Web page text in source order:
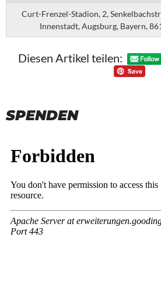
Curt-Frenzel-Stadion, 2,
Innenstadt, Augsburg, Bayern,
Diesen Artikel teilen:
SPENDEN